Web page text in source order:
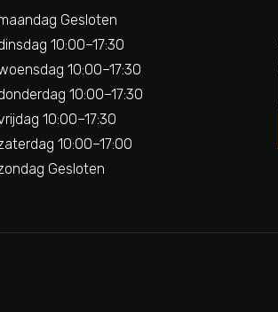
Gesloten
10:00–17:30
10:00–17:30
10:00–17:30
10:00–17:30
10:00–17:00
Gesloten